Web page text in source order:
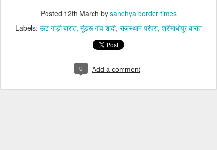
Posted 12th March by sandhya border times
Labels: ऊंट गाड़ी बारात मूंडरू गांव शादी राजस्थान परंपरा श्रीमाधोपुर बारात
0 Add a comment